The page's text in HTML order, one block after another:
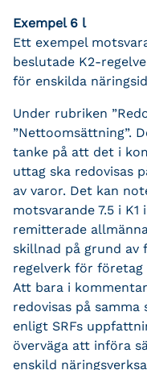
Exempel 6 l
Ett exempel
beslutade K2-
för enskilda
Under rubriken
”Nettoomsättning”.
tanke på att det i
uttag ska redovisas
av varor. Det kan
motsvarande 7.5 i
remitterade
skillnad på grund
regelverk för
Att bara i
redovisas på
enligt SRFs
överväga att införa
enskild